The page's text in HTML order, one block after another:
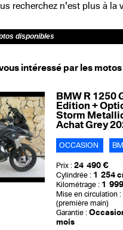
recherchez n'est plus à la
disponibles
intéressé par les
BMW R 1250
Edition +
Storm
Achat Grey
OCCASION
Prix : 24 490 €
Cylindrée : 1 254
Kilométrage : 1
Mise en circulation :
(première main)
Garantie :
mois